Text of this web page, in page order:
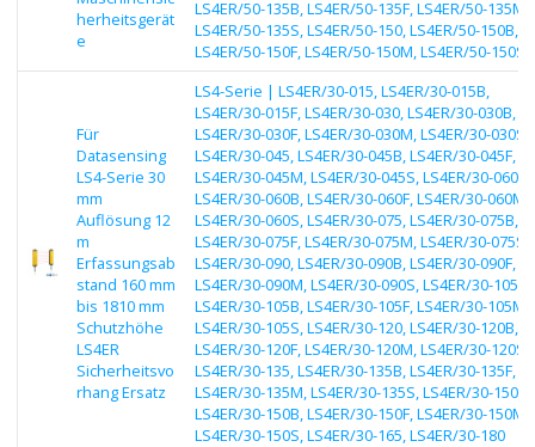
herheitsgerät
e
LS4ER/50-135B, LS4ER/50-135F, LS4ER/50-135M,
LS4ER/50-135S, LS4ER/50-150, LS4ER/50-150B,
LS4ER/50-150F, LS4ER/50-150M, LS4ER/50-150S
Für
Datasensing
LS4-Serie 30
mm
Auflösung 12
m
Erfassungsab
stand 160 mm
bis 1810 mm
Schutzhöhe
LS4ER
Sicherheitsvo
rhang Ersatz
LS4-Serie | LS4ER/30-015, LS4ER/30-015B,
LS4ER/30-015F, LS4ER/30-030, LS4ER/30-030B,
LS4ER/30-030F, LS4ER/30-030M, LS4ER/30-030S,
LS4ER/30-045, LS4ER/30-045B, LS4ER/30-045F,
LS4ER/30-045M, LS4ER/30-045S, LS4ER/30-060,
LS4ER/30-060B, LS4ER/30-060F, LS4ER/30-060M,
LS4ER/30-060S, LS4ER/30-075, LS4ER/30-075B,
LS4ER/30-075F, LS4ER/30-075M, LS4ER/30-075S,
LS4ER/30-090, LS4ER/30-090B, LS4ER/30-090F,
LS4ER/30-090M, LS4ER/30-090S, LS4ER/30-105,
LS4ER/30-105B, LS4ER/30-105F, LS4ER/30-105M,
LS4ER/30-105S, LS4ER/30-120, LS4ER/30-120B,
LS4ER/30-120F, LS4ER/30-120M, LS4ER/30-120S,
LS4ER/30-135, LS4ER/30-135B, LS4ER/30-135F,
LS4ER/30-135M, LS4ER/30-135S, LS4ER/30-150,
LS4ER/30-150B, LS4ER/30-150F, LS4ER/30-150M,
LS4ER/30-150S, LS4ER/30-165, LS4ER/30-180